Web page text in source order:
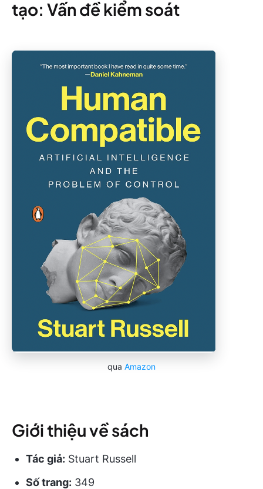
tạo: Vấn đề kiểm soát
qua Amazon
Giới thiệu về sách
Tác giả: Stuart Russell
Số trang: 349